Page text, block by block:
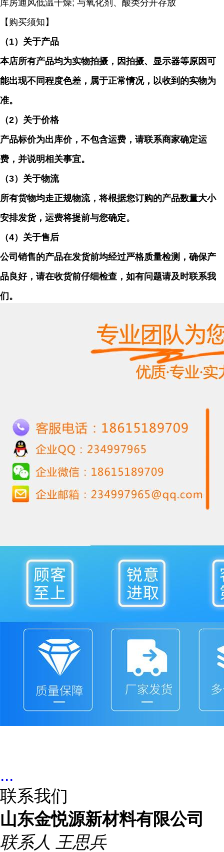
库房通风低温干燥; 与氧化剂、酸类分开存放
【购买须知】
（1）关于产品
本店所有产品均为实物拍摄，因拍摄、显示器等原因可
能出现不同程度色差，属于正常情况，以收到的实物为
准。
（2）关于价格
产品标价为出库价，不包含运费，请联系商家确定运
费，并说明相关事宜。
（3）关于物流
所有货物均走正规物流，将根据您订购的产品数量大小
安排发货，运费将提前与您确定。
（4）关于售后
公司销售的产品在发货前均经过严格质量检测，确保产
品良好，请在收货前仔细检查，如有问题请及时联系我
们。
...
联系我们
山东金悦源新材料有限公司
联系人 王思兵